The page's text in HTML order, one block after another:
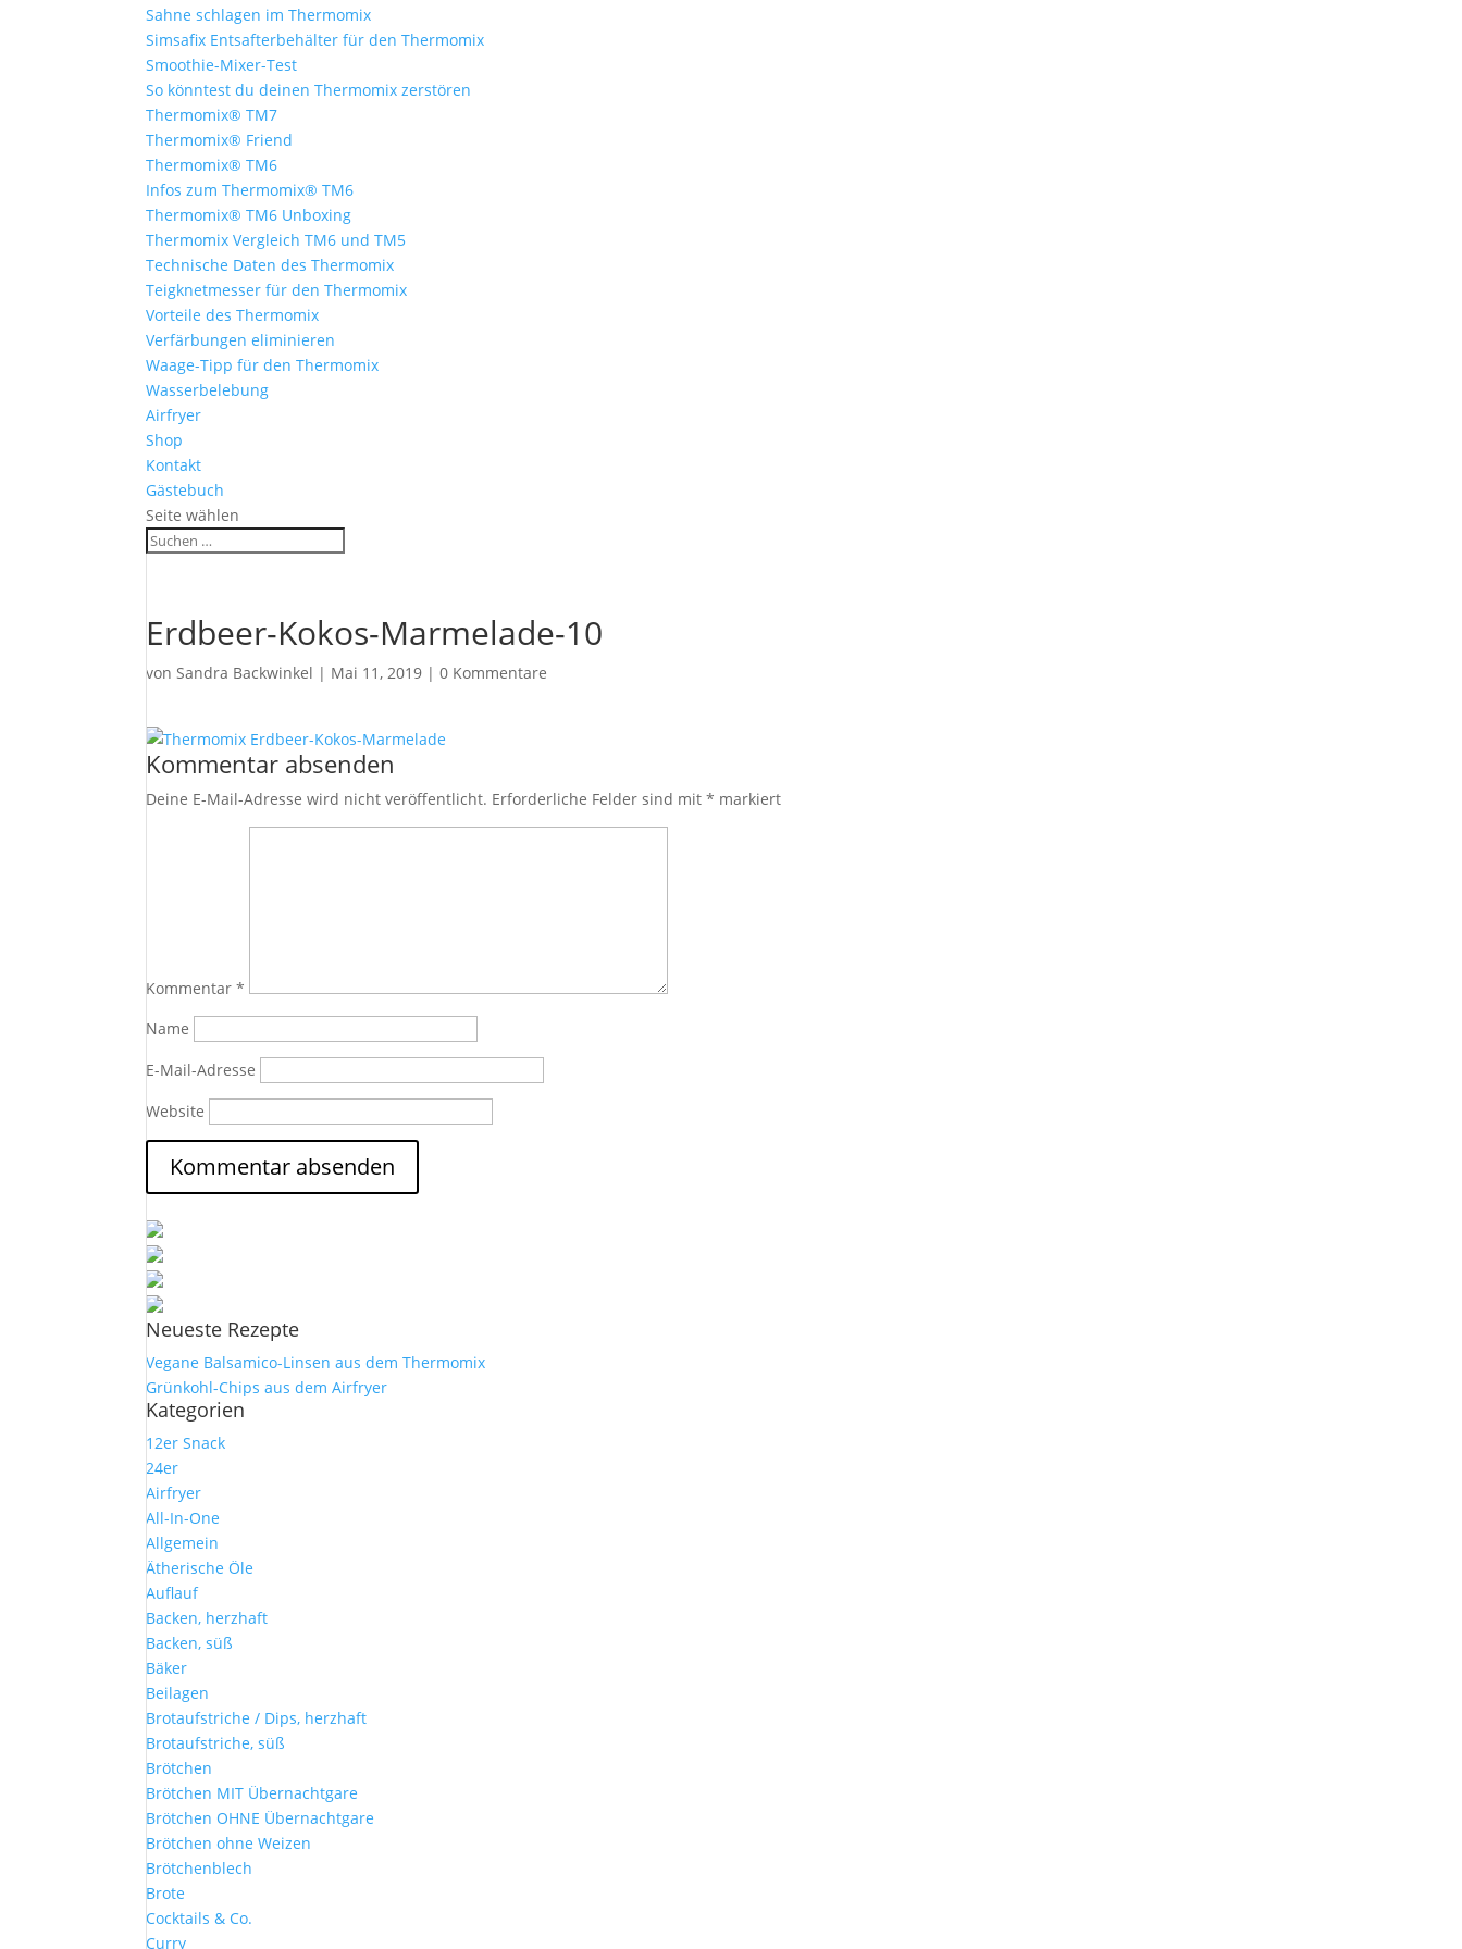
Sahne schlagen im Thermomix
Simsafix Entsafterbehälter für den Thermomix
Smoothie-Mixer-Test
So könntest du deinen Thermomix zerstören
Thermomix® TM7
Thermomix® Friend
Thermomix® TM6
Infos zum Thermomix® TM6
Thermomix® TM6 Unboxing
Thermomix Vergleich TM6 und TM5
Technische Daten des Thermomix
Teigknetmesser für den Thermomix
Vorteile des Thermomix
Verfärbungen eliminieren
Waage-Tipp für den Thermomix
Wasserbelebung
Airfryer
Shop
Kontakt
Gästebuch
Seite wählen
Erdbeer-Kokos-Marmelade-10
vonSandra Backwinkel | Mai 11, 2019 |0 Kommentare
Kommentar absenden
Deine E-Mail-Adresse wird nicht veröffentlicht. Erforderliche Felder sind mit* markiert
Kommentar*
Name
E-Mail-Adresse
Website
Neueste Rezepte
Vegane Balsamico-Linsen aus dem Thermomix
Grünkohl-Chips aus dem Airfryer
Kategorien
12er Snack
24er
Airfryer
All-In-One
Allgemein
Ätherische Öle
Auflauf
Backen, herzhaft
Backen, süß
Bäker
Beilagen
Brotaufstriche / Dips, herzhaft
Brotaufstriche, süß
Brötchen
Brötchen MIT Übernachtgare
Brötchen OHNE Übernachtgare
Brötchen ohne Weizen
Brötchenblech
Brote
Cocktails & Co.
Curry